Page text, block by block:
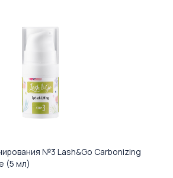
№3 Lash&Go Carbonizing
(5 мл)